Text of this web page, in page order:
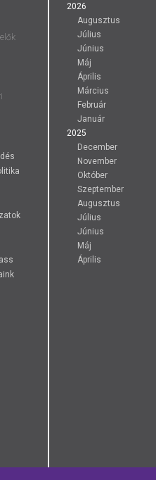
2026
Augusztus
Július
Június
Máj
Április
Március
Február
Január
2025
December
November
Október
Szeptember
Augusztus
Július
Június
Máj
Április